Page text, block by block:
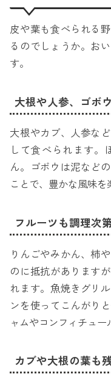
皮や葉も食べられる
るのでしょうか。お
す。
大根や人参、ゴボ
大根やカブ、人参な
して食べられます。
ん。ゴボウは泥など
ことで、豊かな風味を
フルーツも調理次
りんごやみかん、柿
のに抵抗があります
れます。魚焼きグリ
ンを使ってこんがり
ャムやコンフィチュー
カブや大根の葉も